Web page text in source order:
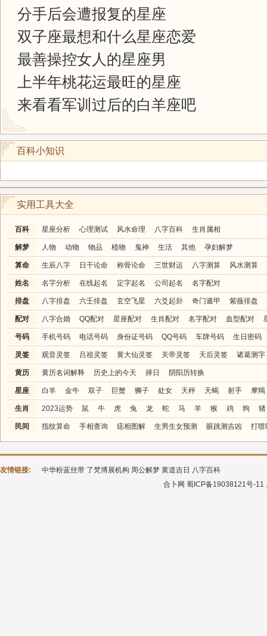
分手后会遭报复的星座
双子座最想和什么星座恋爱
最善操控女人的星座男
上半年桃花运最旺的星座
来看看军训过后的白羊座吧
百科小知识
实用工具大全
百科 星座分析 心理测试 风水命理 八字百科 生肖属相
解梦 人物 动物 物品 植物 鬼神 生活 其他 孕妇解梦
算命 生辰八字 日干论命 称骨论命 三世财运 八字测算 风水测算
姓名 名字分析 在线起名 定字起名 公司起名 名字配对
排盘 八字排盘 六壬排盘 玄空飞星 六爻起卦 奇门遁甲 紫薇排盘
配对 八字合婚 QQ配对 星座配对 生肖配对 名字配对 血型配对
号码 手机号码 电话号码 身份证号码 QQ号码 车牌号码 生日密码
灵签 观音灵签 吕祖灵签 黄大仙灵签 关帝灵签 天后灵签 诸葛测字
黄历 黄历名词解释 历史上的今天 择日 阴阳历转换
星座 白羊 金牛 双子 巨蟹 狮子 处女 天秤 天蝎 射手 摩羯
生肖 2023运势 鼠 牛 虎 兔 龙 蛇 马 羊 猴 鸡 狗 猪
民间 指纹算命 手相查询 痣相图解 生男生女预测 眼跳测吉凶 打喷
友情链接: 中华粉蓝丝带 了梵博展机构 周公解梦 黄道吉日 八字百科
合卜网 蜀ICP备19038121号-11